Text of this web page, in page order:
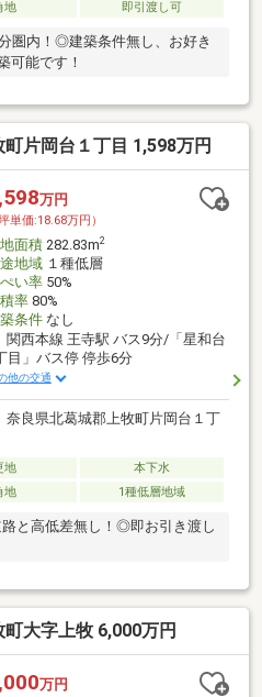
地 即引渡し可
圏内！◎建築条件無し、お好き
可能です！
片岡台１丁目 1,598万円
万円
坪単価:18.68万円）
面積282.83m2
地域１種低層
い率50%
率80%
条件なし
関西本線 王寺駅 バス9分/「星和台
目」バス停 停歩6分
他の交通
奈良県北葛城郡上牧町片岡台１丁
地
本下水
地 1種低層地域
と高低差無し！◎即お引き渡し
大字上牧 6,000万円
万円